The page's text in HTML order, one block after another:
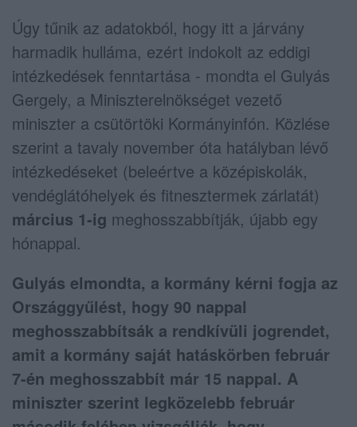
Úgy tűnik az adatokból, hogy itt a járvány
harmadik hulláma, ezért indokolt az eddigi
intézkedések fenntartása - mondta el Gulyás
Gergely, a Miniszterelnökséget vezető
miniszter a csütörtöki Kormányinfón. Közlése
szerint a tavaly november óta hatályban lévő
intézkedéseket (beleértve a középiskolák,
vendéglátóhelyek és fitnesztermek zárlatát)
március 1-ig meghosszabbítják, újabb egy
hónappal.
Gulyás elmondta, a kormány kérni fogja az
Országgyűlést, hogy 90 nappal
meghosszabbítsák a rendkívüli jogrendet,
amit a kormány saját hatáskörben február
7-én meghosszabbít már 15 nappal. A
miniszter szerint legközelebb február